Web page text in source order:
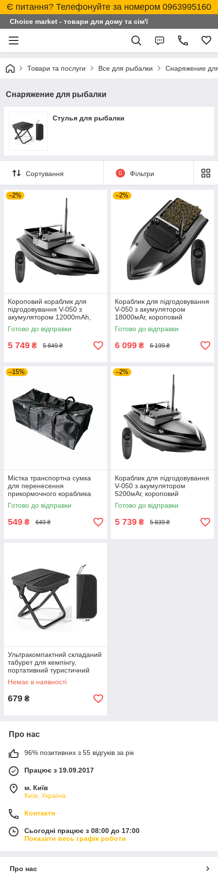
Є питання? Телефонуйте за номером 0963995160
Choice market - товари для дому та сім'ї
Товари та послуги Все для рыбалки Снаряжение
Снаряжение для рыбалки
Стулья для рыбалки
Сортування 0 Фільтри
–2%
Короповий кораблик для
підгодовування V-050 з
акумулятором 12000mAh,
двомоторний радіокерований
прикормочний човен, чорний
Готово до відправки
5 749 ₴ 5 849 ₴
–2%
Кораблик для підгодовування
V-050 з акумулятором
18000мАг, короповий
прикормочний човен, чорний
Готово до відправки
6 099 ₴ 6 199 ₴
–15%
Містка транспортна сумка
для перенесення
прикормочного кораблика
Flytec V-050, водостійкий
захисний чохол, чорний
Готово до відправки
549 ₴ 649 ₴
–2%
Кораблик для підгодовування
V-050 з акумулятором
5200мАг, короповий
прикормочний човен, чорний
Готово до відправки
5 739 ₴ 5 839 ₴
Ультракомпактний складаний
табурет для кемпінгу,
портативний туристичний
стільчик для риболовлі та
відпочинку на природі,
Немає в наявності
679 ₴
Про нас
96% позитивних з 55 відгуків за рік
Працює з 19.09.2017
м. Київ
Київ, Україна
Контакти
Сьогодні працює з 08:00 до 17:00
Показати весь графік роботи
Про нас